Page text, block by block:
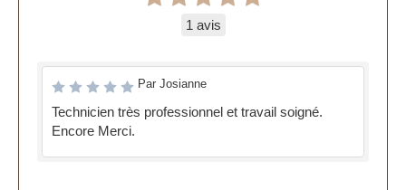
1 avis
Par Josianne
Technicien très professionnel et travail soigné.
Encore Merci.